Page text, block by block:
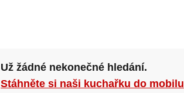
Už žádné nekonečné hledání.
Stáhněte si naši kuchařku do mobilu